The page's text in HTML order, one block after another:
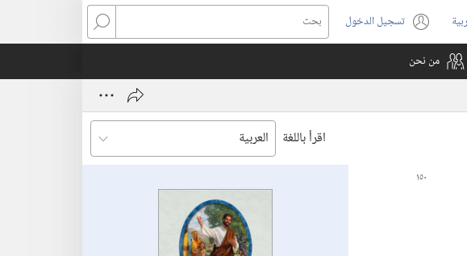
تسجيل الدخول
(يفتح
نافذة
بحث
من نحن
اقرأ باللغة